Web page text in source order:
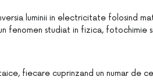
luminii in electricitate folosind
fenomen studiat in fizica, fotochimie si
fiecare cuprinzand un numar de